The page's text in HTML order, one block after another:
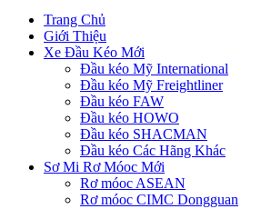
Trang Chủ
Giới Thiệu
Xe Đầu Kéo Mới
Đầu kéo Mỹ International
Đầu kéo Mỹ Freightliner
Đầu kéo FAW
Đầu kéo HOWO
Đầu kéo SHACMAN
Đầu kéo Các Hãng Khác
Sơ Mi Rơ Móoc Mới
Rơ móoc ASEAN
Rơ móoc CIMC Dongguan